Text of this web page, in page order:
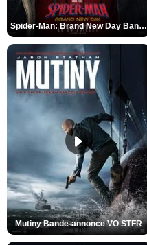
Spider-Man: Brand New Day Bande-annonce VO STFR
Mutiny Bande-annonce VO STFR